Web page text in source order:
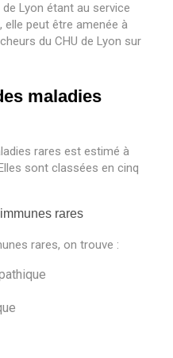
Lyon étant au service
peut être amenée à
du CHU de Lyon sur
maladies
rares est estimé à
sont classées en cinq
rares
rares, on trouve :